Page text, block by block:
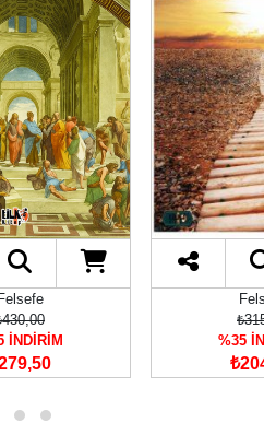
Felsefe
İNDİRİM
%35